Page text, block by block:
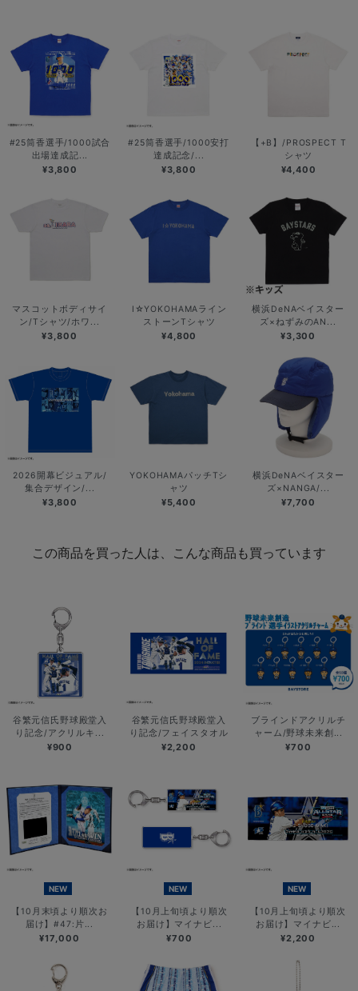
#25筒香選手/1000試合
出場達成記...
¥3,800
#25筒香選手/1000安打
達成記念/...
¥3,800
【+B】/PROSPECT T
シャツ
¥4,400
マスコットボディサイ
ン/Tシャツ/ホワ...
¥3,800
I☆YOKOHAMAライン
ストーンTシャツ
¥4,800
横浜DeNAベイスター
ズ×ねずみのAN...
¥3,300
2026開幕ビジュアル/
集合デザイン/...
¥3,800
YOKOHAMAパッチTシ
ャツ
¥5,400
横浜DeNAベイスター
ズ×NANGA/...
¥7,700
この商品を買った人は、こんな商品も買っています
谷繁元信氏野球殿堂入
り記念/アクリルキ...
¥900
谷繁元信氏野球殿堂入
り記念/フェイスタオル
¥2,200
ブラインドアクリルチ
ャーム/野球未来創...
¥700
NEW
【10月末頃より順次お
届け】#47:片...
¥17,000
NEW
【10月上旬頃より順次
お届け】マイナビ...
¥700
NEW
【10月上旬頃より順次
お届け】マイナビ...
¥2,200